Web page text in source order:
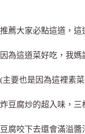
推薦大家必點這道，這
因為這道菜好吃，我媽
(主要也是因為這裡素
炸豆腐炒的超入味，三
豆腐咬下去還會滿溢醬